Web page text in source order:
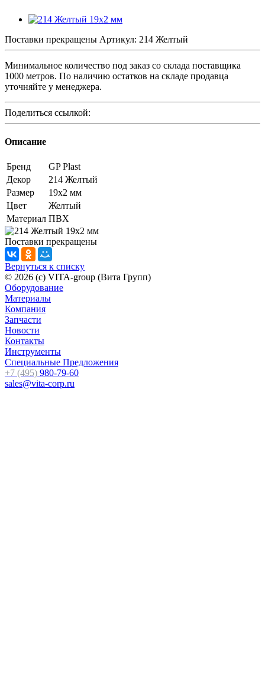
Поставки прекращены Артикул: 214 Желтый
Минимальное количество под заказ со склада поставщика
1000 метров. По наличию остатков на складе продавца
уточняйте у менеджера.
Поделиться ссылкой:
Описание
Бренд
GP Plast
Декор
214 Желтый
Размер
19x2 мм
Цвет
Желтый
Материал ПВХ
Поставки прекращены
Вернуться к списку
© 2026 (c) VITA-group (Вита Групп)
Оборудование
Материалы
Компания
Запчасти
Новости
Контакты
Инструменты
Специальные Предложения
+7 (495) 980-79-60
sales@vita-corp.ru